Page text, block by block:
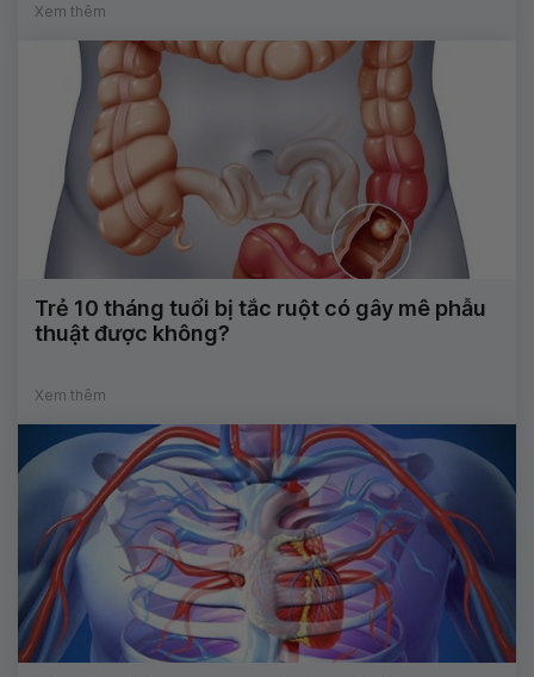
Xem thêm
Trẻ 10 tháng tuổi bị tắc ruột có gây mê phẫu
thuật được không?
Xem thêm